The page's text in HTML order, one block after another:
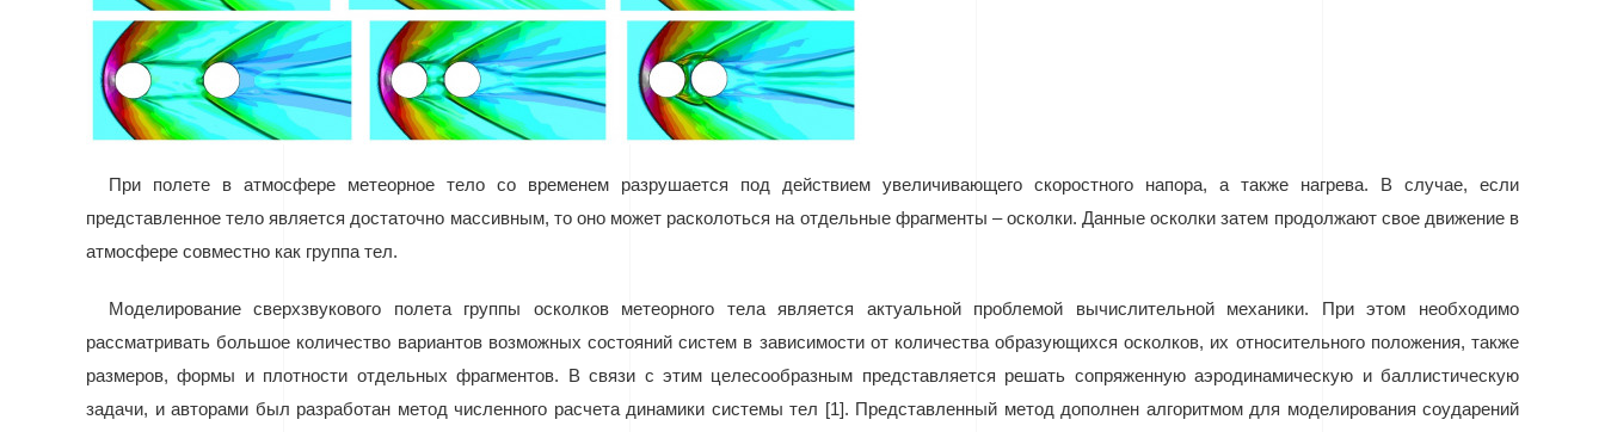
При полете в атмосфере метеорное тело со временем разрушается под действием увеличивающего скоростного напора, а также нагрева. В случае, если
представленное тело является достаточно массивным, то оно может расколоться на отдельные фрагменты – осколки. Данные осколки затем продолжают свое движение в
атмосфере совместно как группа тел.
Моделирование сверхзвукового полета группы осколков метеорного тела является актуальной проблемой вычислительной механики. При этом необходимо
рассматривать большое количество вариантов возможных состояний систем в зависимости от количества образующихся осколков, их относительного положения, также
размеров, формы и плотности отдельных фрагментов. В связи с этим целесообразным представляется решать сопряженную аэродинамическую и баллистическую
задачи, и авторами был разработан метод численного расчета динамики системы тел [1]. Представленный метод дополнен алгоритмом для моделирования соударений